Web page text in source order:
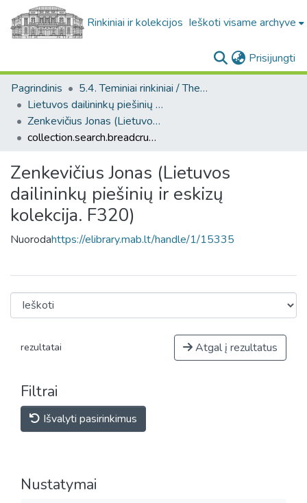
Rinkiniai ir kolekcijos Ieškoti visame archyve
Prisijungti
Pagrindinis
5.4. Teminiai rinkiniai / Thematic collections
Lietuvos dailininkų piešinių ir eskizų kolekcija. F320
Zenkevičius Jonas (Lietuvos dailininkų piešinių ir eskizų kolekcija. F320)
collection.search.breadcrumbs
Zenkevičius Jonas (Lietuvos
dailininkų piešinių ir eskizų
kolekcija. F320)
Nuorodahttps://elibrary.mab.lt/handle/1/15335
rezultatai Atgal į rezultatus
Filtrai
Išvalyti pasirinkimus
Nustatymai